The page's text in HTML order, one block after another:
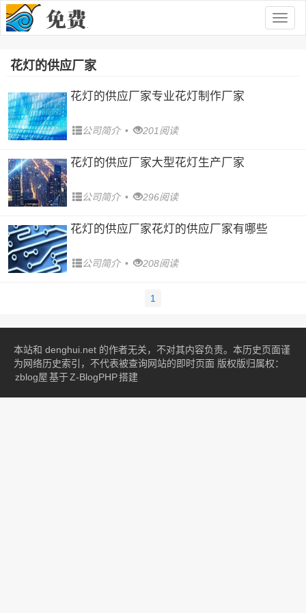
花灯的供应厂家
花灯的供应厂家专业花灯制作厂家
公司简介 • 201阅读
花灯的供应厂家大型花灯生产厂家
公司简介 • 296阅读
花灯的供应厂家花灯的供应厂家有哪些
公司简介 • 208阅读
1
本站和 denghui.net 的作者无关，不对其内容负责。本历史页面谨
为网络历史索引，不代表被查询网站的即时页面 版权版归属权：
zblog屋基于Z-BlogPHP搭建